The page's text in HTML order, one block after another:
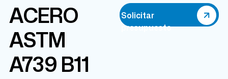
ACERO
ASTM
A739 B11
Solicitar
presupuesto